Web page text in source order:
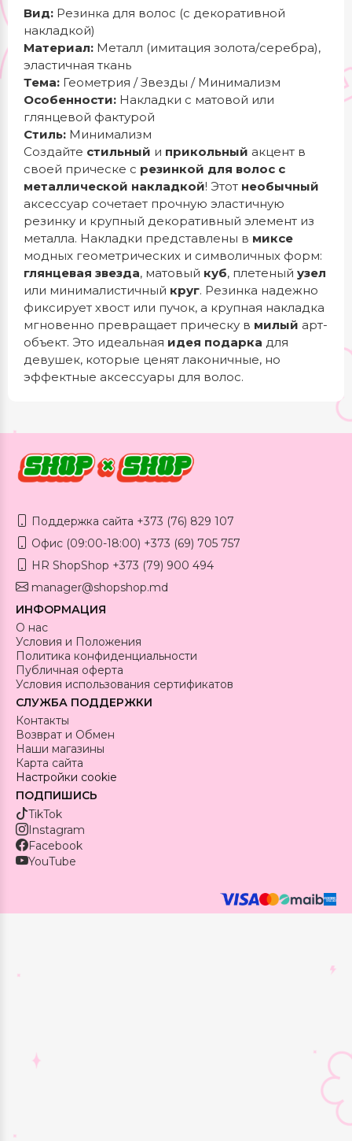
Вид: Резинка для волос (с декоративной
накладкой)
Материал: Металл (имитация золота/серебра),
эластичная ткань
Тема: Геометрия / Звезды / Минимализм
Особенности: Накладки с матовой или
глянцевой фактурой
Стиль: Минимализм
Создайте стильный и прикольный акцент в
своей прическе с резинкой для волос с
металлической накладкой! Этот необычный
аксессуар сочетает прочную эластичную
резинку и крупный декоративный элемент из
металла. Накладки представлены в миксе
модных геометрических и символичных форм:
глянцевая звезда, матовый куб, плетеный узел
или минималистичный круг. Резинка надежно
фиксирует хвост или пучок, а крупная накладка
мгновенно превращает прическу в милый арт-
объект. Это идеальная идея подарка для
девушек, которые ценят лаконичные, но
эффектные аксессуары для волос.
Поддержка сайта +373 (76) 829 107
Офис (09:00-18:00) +373 (69) 705 757
HR ShopShop +373 (79) 900 494
manager@shopshop.md
ИНФОРМАЦИЯ
О нас
Условия и Положения
Политика конфиденциальности
Публичная оферта
Условия использования сертификатов
СЛУЖБА ПОДДЕРЖКИ
Контакты
Возврат и Обмен
Наши магазины
Карта сайта
Настройки cookie
ПОДПИШИСЬ
TikTok
Instagram
Facebook
YouTube